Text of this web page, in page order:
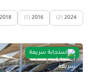
2024
(2)
2016
(1)
2018
استجابة سريعة